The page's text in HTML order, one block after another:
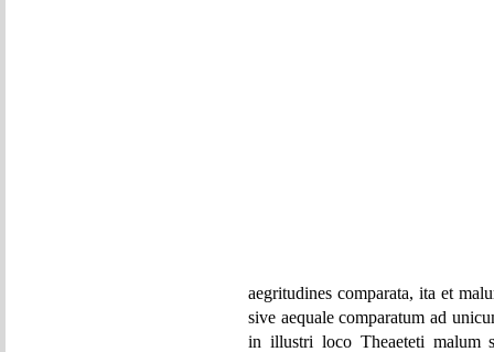
aegritudines comparata, ita et
sive aequale comparatum ad
in illustri loco Theaeteti malum